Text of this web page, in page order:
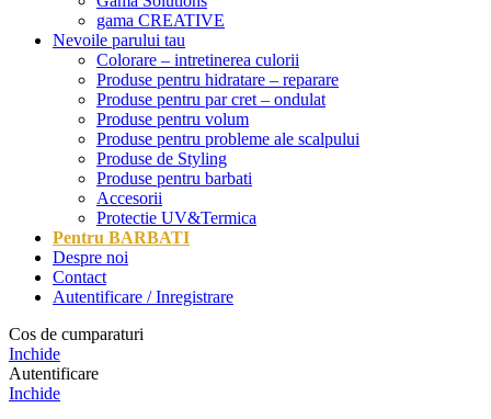
gama CREATIVE
Nevoile parului tau
Colorare – intretinerea culorii
Produse pentru hidratare – reparare
Produse pentru par cret – ondulat
Produse pentru volum
Produse pentru probleme ale scalpului
Produse de Styling
Produse pentru barbati
Accesorii
Protectie UV&Termica
Pentru BARBATI
Despre noi
Contact
Autentificare / Inregistrare
Cos de cumparaturi
Inchide
Autentificare
Inchide